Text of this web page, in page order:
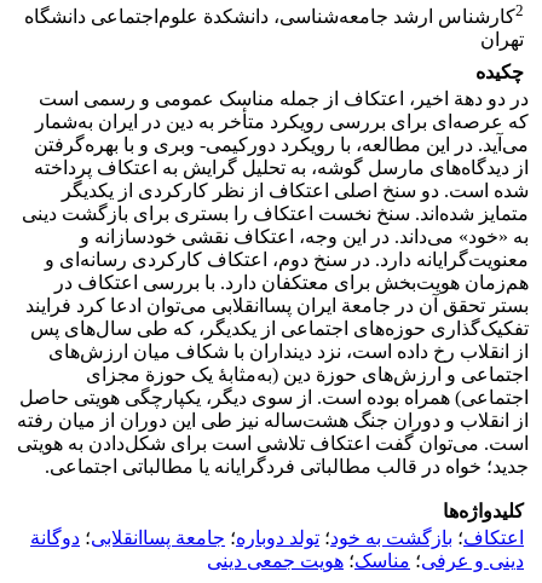
2کارشناس ارشد جامعه‌شناسی، دانشکدة علوم‌اجتماعی دانشگاه
تهران
چکیده
در دو دهة اخیر، اعتکاف از جمله مناسک عمومی و رسمی است
که عرصه‌ای برای بررسی رویکرد متأخر به دین در ایران به‌شمار
می‌آید. در این مطالعه، با رویکرد دورکیمی- وبری و با بهره‌گرفتن
از دیدگاه‌های مارسل گوشه، به تحلیل گرایش به اعتکاف پرداخته
شده است. دو سنخ اصلی اعتکاف از نظر کارکردی از یکدیگر
متمایز شده‌اند. سنخ نخست اعتکاف را بستری برای بازگشت دینی
به «خود» می‌داند. در این وجه، اعتکاف نقشی خودسازانه و
معنویت‌گرایانه دارد. در سنخ دوم، اعتکاف کارکردی رسانه‌ای و
هم‌زمان هویت‌بخش برای معتکفان دارد. با بررسی اعتکاف در
بستر تحقق آن در جامعة ایران پساانقلابی می‌توان ادعا کرد فرایند
تفکیک‌گذاری حوزه‌های اجتماعی از یکدیگر، که طی سال‌های پس
از انقلاب رخ داده است، نزد دینداران با شکاف میان ارزش‌های
اجتماعی و ارزش‌های حوزة دین (به‌مثابۀ یک حوزة مجزای
اجتماعی) همراه بوده است. از سوی دیگر، یکپارچگی هویتی حاصل
از انقلاب و دوران جنگ هشت‌ساله نیز طی این دوران از میان رفته
است. می‌توان گفت اعتکاف تلاشی است برای شکل‌دادن به هویتی
جدید؛ خواه در قالب مطالباتی فردگرایانه یا مطالباتی اجتماعی.
کلیدواژه‌ها
اعتکاف؛ بازگشت به خود؛ تولد دوباره؛ جامعة پساانقلابی؛ دوگانة
دینی و عرفی؛ مناسک؛ هویت جمعی دینی